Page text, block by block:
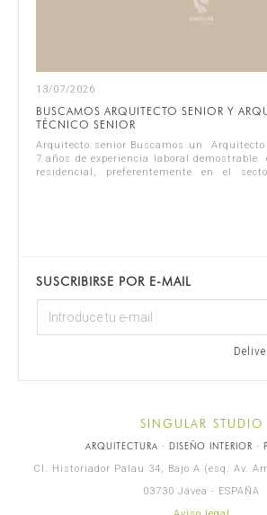
13/07/2026
BUSCAMOS ARQUITECTO SENIOR Y
TÉCNICO SENIOR
Arquitecto senior Buscamos un
7 años de experiencia laboral demostrable
residencial, preferentemente en el
SUSCRIBIRSE POR E-MAIL
SINGULAR STUDIO
ARQUITECTURA · DISEÑO INTERIOR ·
Cl. Historiador Palau 34, Bajo A (esq. Av.
03730 Jávea - ESPAÑA